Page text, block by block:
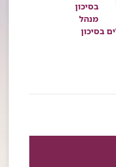
בסיכון
מנהל
בסיכון